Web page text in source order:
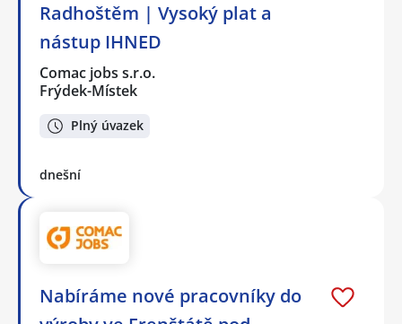
Radhoštěm | Vysoký plat a
nástup IHNED
Comac jobs s.r.o.
Frýdek-Místek
Plný úvazek
dnešní
Nabíráme nové pracovníky do